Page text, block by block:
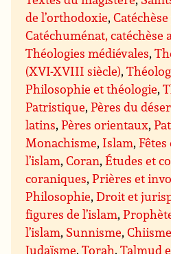
de l’orthodoxie,
Catéchuménat, catéchèse
Théologies médiévales,
(XVI-XVIII siècle),
Philosophie et théologie,
Patristique,Pères du
latins,Pères orientaux,
Monachisme, Islam,
l’islam,Coran,Études et
coraniques,Prières et
Philosophie,Droit et
figures de l’islam,
l’islam, Sunnisme,
Judaïsme,Torah,Talmud